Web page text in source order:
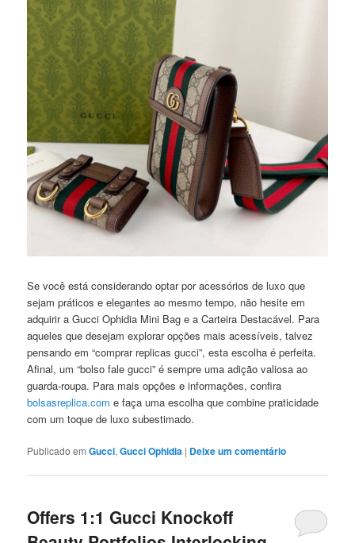
Se você está considerando optar por acessórios de luxo que
sejam práticos e elegantes ao mesmo tempo, não hesite em
adquirir a Gucci Ophidia Mini Bag e a Carteira Destacável. Para
aqueles que desejam explorar opções mais acessíveis, talvez
pensando em “comprar replicas gucci”, esta escolha é perfeita.
Afinal, um “bolso fale gucci” é sempre uma adição valiosa ao
guarda-roupa. Para mais opções e informações, confira
bolsasreplica.com e faça uma escolha que combine praticidade
com um toque de luxo subestimado.
Publicado em Gucci,Gucci Ophidia | Deixe um comentário
Offers 1:1 Gucci Knockoff